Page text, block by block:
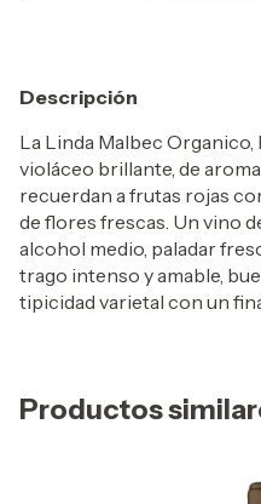
Descripción
La Linda Malbec
violáceo brillante, de
recuerdan a frutas rojas
de flores frescas. Un vino
alcohol medio, paladar
trago intenso y amable,
tipicidad varietal con un
Productos